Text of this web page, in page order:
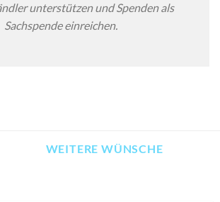
unterstützen und Spenden als
Sachspende einreichen.
WEITERE WÜNSCHE